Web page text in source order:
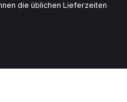
die üblichen Lieferzeiten